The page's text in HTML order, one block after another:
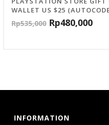
WALLET US $25
Rp535,000 Rp480,000
INFORMATION